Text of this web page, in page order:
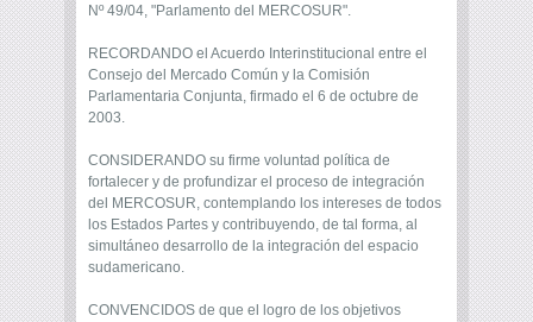
Nº 49/04, "Parlamento del MERCOSUR".
RECORDANDO el Acuerdo Interinstitucional entre el
Consejo del Mercado Común y la Comisión
Parlamentaria Conjunta, firmado el 6 de octubre de
2003.
CONSIDERANDO su firme voluntad política de
fortalecer y de profundizar el proceso de integración
del MERCOSUR, contemplando los intereses de todos
los Estados Partes y contribuyendo, de tal forma, al
simultáneo desarrollo de la integración del espacio
sudamericano.
CONVENCIDOS de que el logro de los objetivos